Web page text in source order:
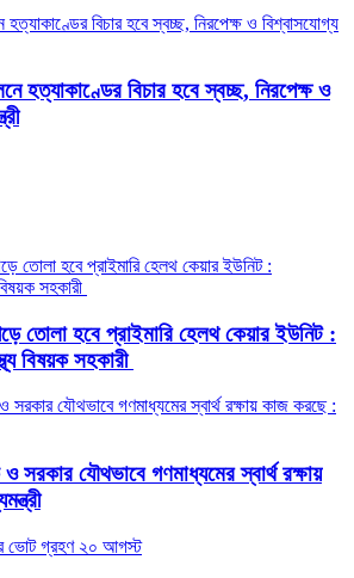
হত্যাকাণ্ডের বিচার হবে স্বচ্ছ, নিরপেক্ষ ও
তোলা হবে প্রাইমারি হেলথ কেয়ার ইউনিট :
বিষয়ক সহকারী
ও সরকার যৌথভাবে গণমাধ্যমের স্বার্থ রক্ষায়